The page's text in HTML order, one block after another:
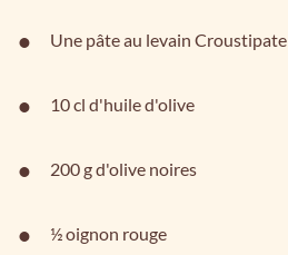
Une pâte au levain Croustipate
10 cl d'huile d'olive
200 g d'olive noires
½ oignon rouge